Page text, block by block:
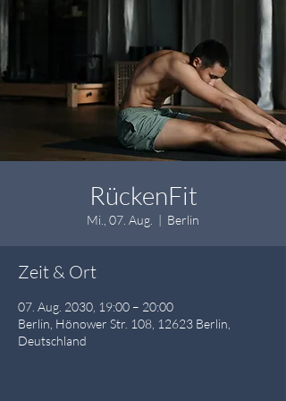
RückenFit
Mi., 07. Aug.
  |
Berlin
Zeit & Ort
07. Aug. 2030, 19:00 – 20:00
Berlin, Hönower Str. 108, 12623 Berlin,
Deutschland